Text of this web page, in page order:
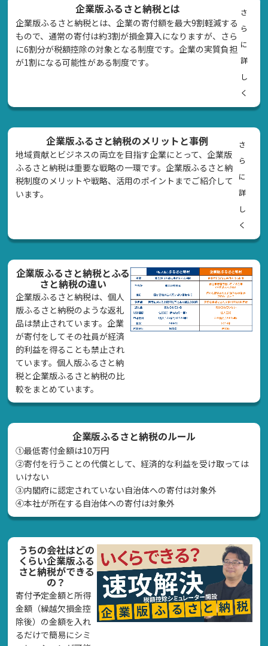
企業版ふるさと納税とは
企業版ふるさと納税とは、企業の寄付額を最大9割軽減する
もので、通常の寄付は約3割が損金算入になりますが、さら
に6割分が税額控除の対象となる制度です。企業の実質負担
が1割になる可能性がある制度です。
さ
ら
に
詳
し
く
企業版ふるさと納税のメリットと事例
地域貢献とビジネスの両立を目指す企業にとって、企業版
ふるさと納税は重要な戦略の一環です。企業版ふるさと納
税制度のメリットや戦略、活用のポイントまでご紹介して
います。
さ
ら
に
詳
し
く
企業版ふるさと納税とふる
さと納税の違い
企業版ふるさと納税は、個人
版ふるさと納税のような返礼
品は禁止されています。企業
が寄付をしてその社員が経済
的利益を得ることも禁止され
ています。個人版ふるさと納
税と企業版ふるさと納税の比
較をまとめています。
企業版ふるさと納税のルール
①最低寄付金額は10万円
②寄付を行うことの代償として、経済的な利益を受け取っては
いけない
➂内閣府に認定されていない自治体への寄付は対象外
④本社が所在する自治体への寄付は対象外
うちの会社はどの
くらい企業版ふる
さと納税ができる
の？
寄付予定金額と所得
金額（繰越欠損金控
除後）の金額を入れ
るだけで簡易にシミ